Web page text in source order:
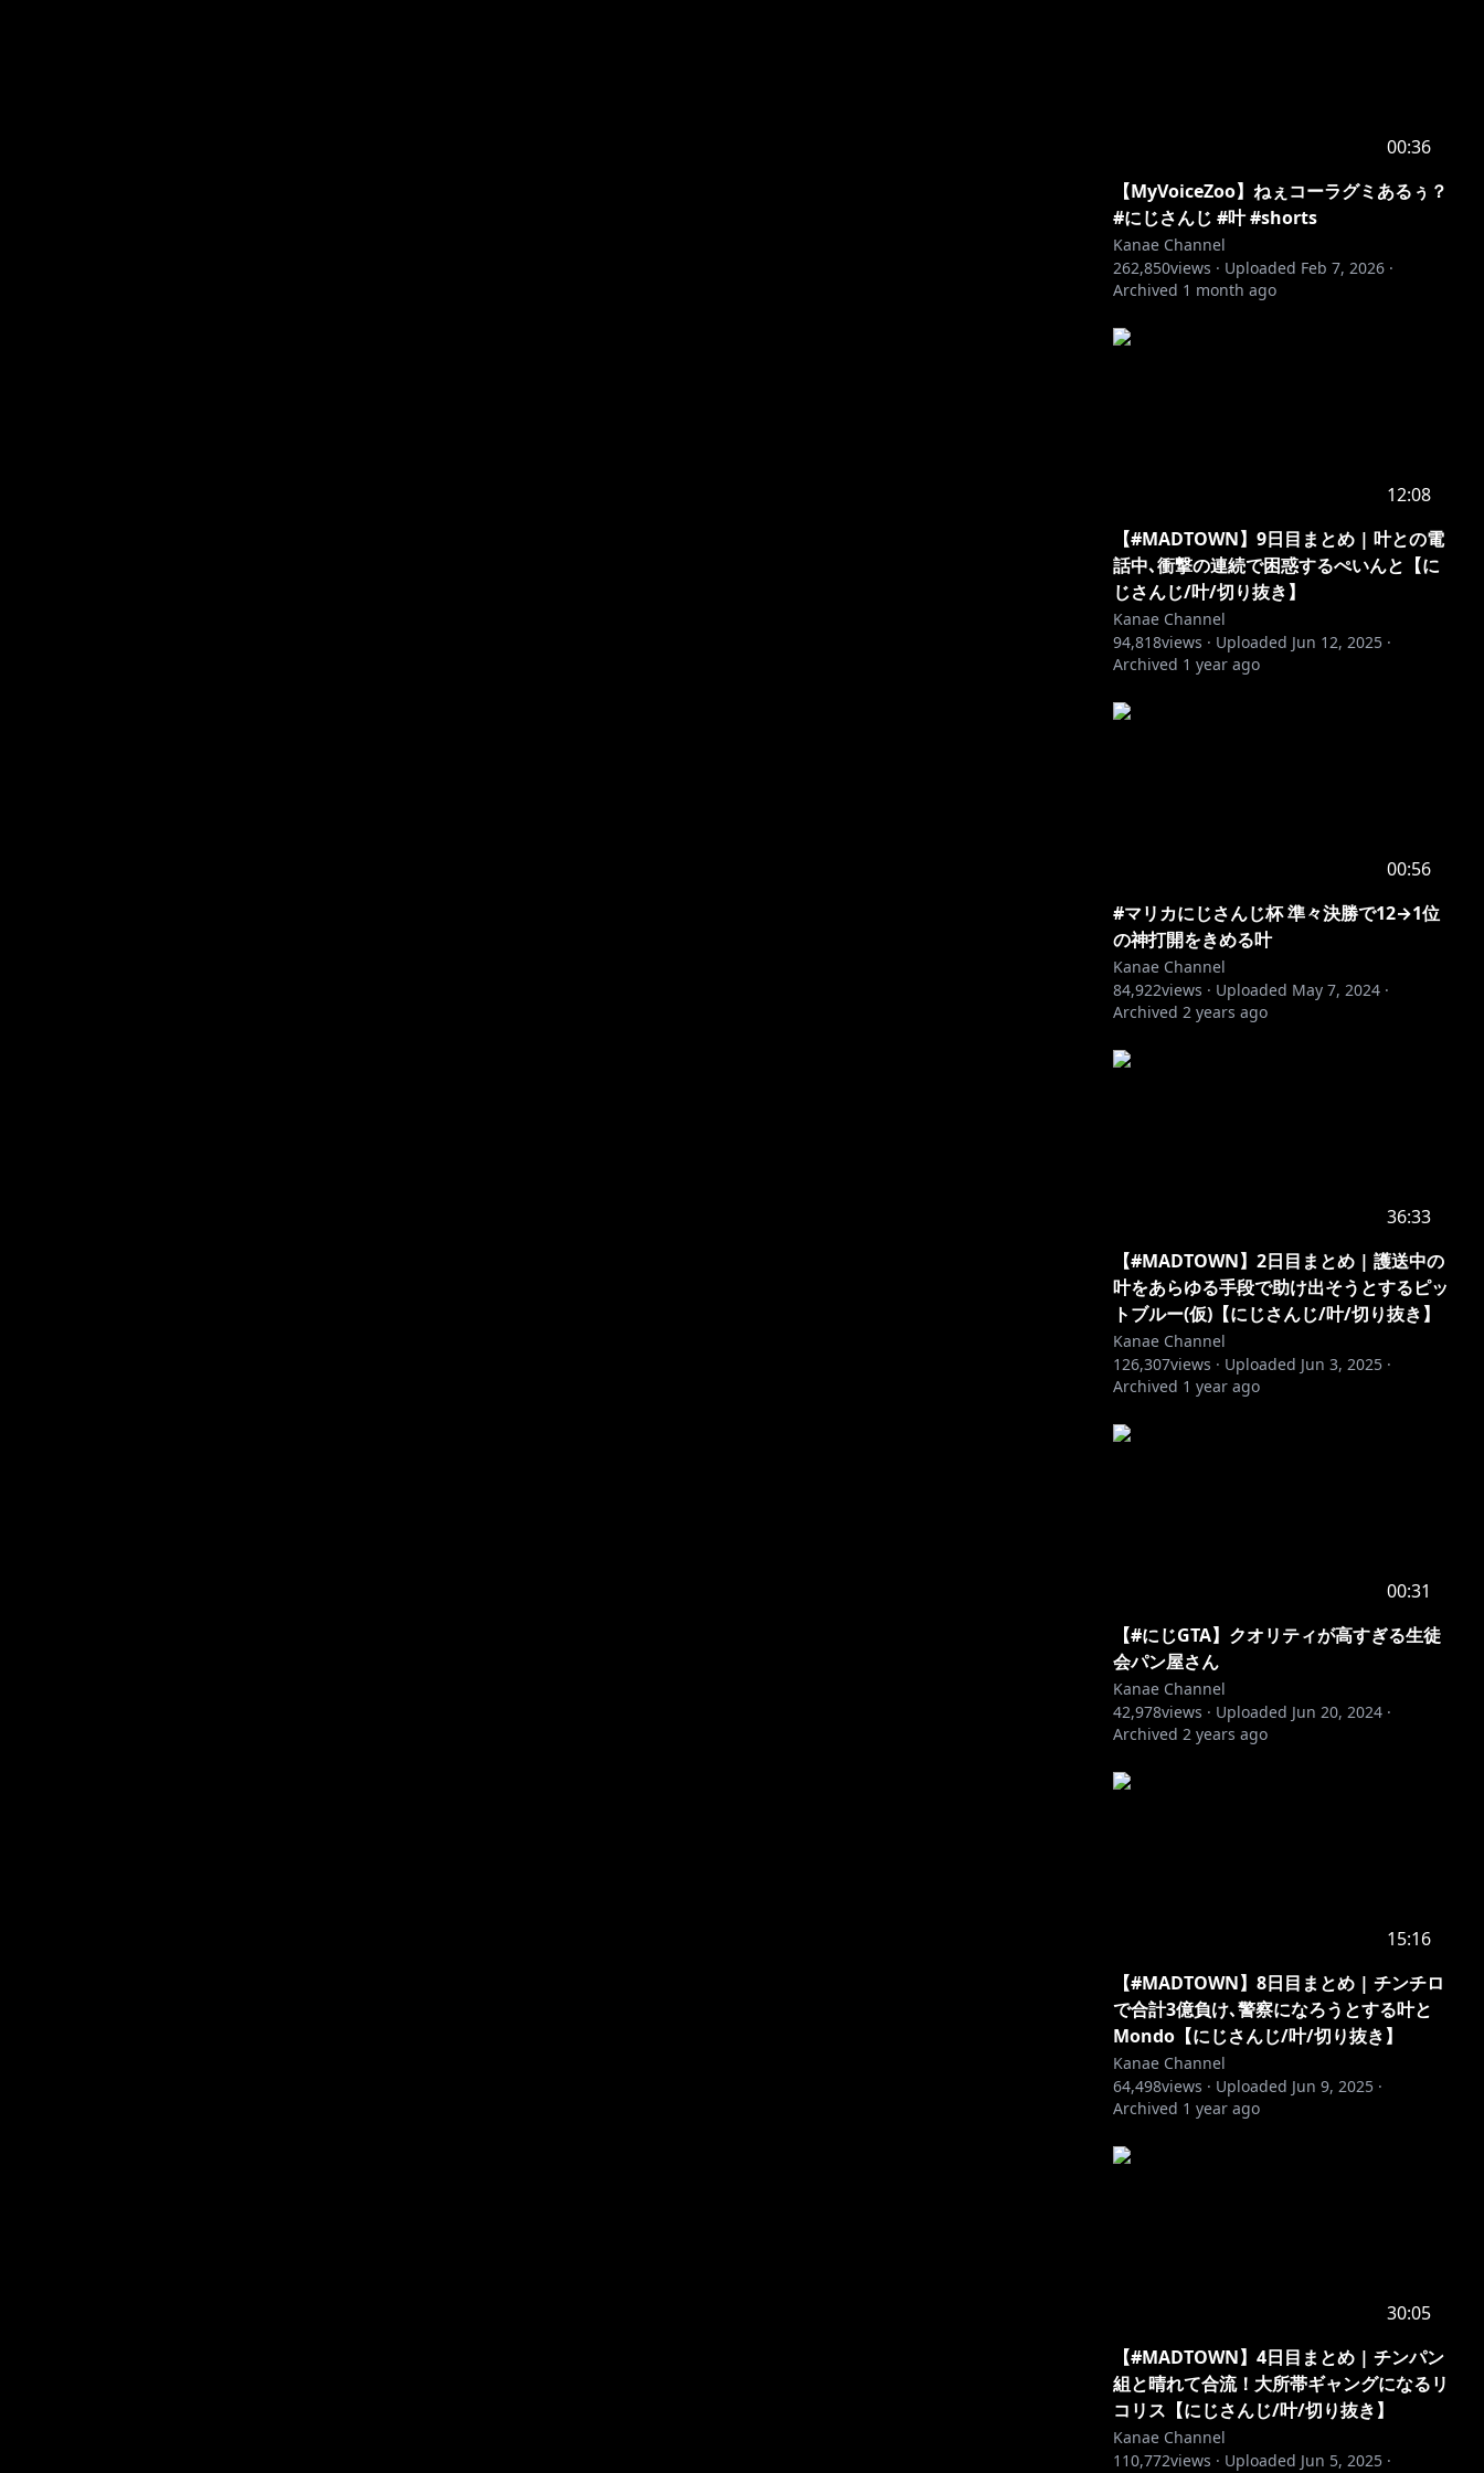
00:36
【MyVoiceZoo】ねぇコーラグミあるぅ？
#にじさんじ #叶 #shorts
Kanae Channel
262,850views · Uploaded Feb 7, 2026 ·
Archived 1 month ago
12:08
【#MADTOWN】9日目まとめ | 叶との電
話中､衝撃の連続で困惑するぺいんと【に
じさんじ/叶/切り抜き】
Kanae Channel
94,818views · Uploaded Jun 12, 2025 ·
Archived 1 year ago
00:56
#マリカにじさんじ杯 準々決勝で12→1位
の神打開をきめる叶
Kanae Channel
84,922views · Uploaded May 7, 2024 ·
Archived 2 years ago
36:33
【#MADTOWN】2日目まとめ | 護送中の
叶をあらゆる手段で助け出そうとするピッ
トブルー(仮)【にじさんじ/叶/切り抜き】
Kanae Channel
126,307views · Uploaded Jun 3, 2025 ·
Archived 1 year ago
00:31
【#にじGTA】クオリティが高すぎる生徒
会パン屋さん
Kanae Channel
42,978views · Uploaded Jun 20, 2024 ·
Archived 2 years ago
15:16
【#MADTOWN】8日目まとめ | チンチロ
で合計3億負け､警察になろうとする叶と
Mondo【にじさんじ/叶/切り抜き】
Kanae Channel
64,498views · Uploaded Jun 9, 2025 ·
Archived 1 year ago
30:05
【#MADTOWN】4日目まとめ | チンパン
組と晴れて合流！大所帯ギャングになるリ
コリス【にじさんじ/叶/切り抜き】
Kanae Channel
110,772views · Uploaded Jun 5, 2025 ·